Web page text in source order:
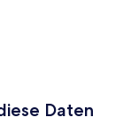
Daten